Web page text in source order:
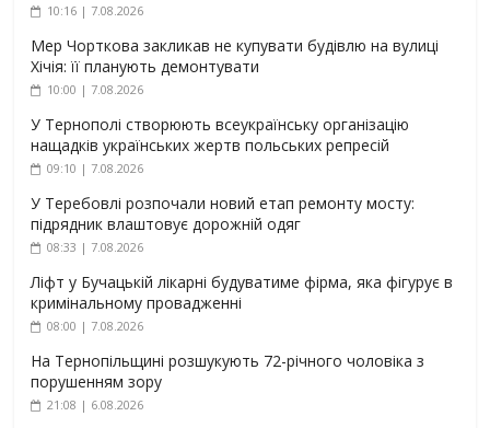
10:16 | 7.08.2026
Мер Чорткова закликав не купувати будівлю на вулиці
Хічія: її планують демонтувати
10:00 | 7.08.2026
У Тернополі створюють всеукраїнську організацію
нащадків українських жертв польських репресій
09:10 | 7.08.2026
У Теребовлі розпочали новий етап ремонту мосту:
підрядник влаштовує дорожній одяг
08:33 | 7.08.2026
Ліфт у Бучацькій лікарні будуватиме фірма, яка фігурує в
кримінальному провадженні
08:00 | 7.08.2026
На Тернопільщині розшукують 72-річного чоловіка з
порушенням зору
21:08 | 6.08.2026